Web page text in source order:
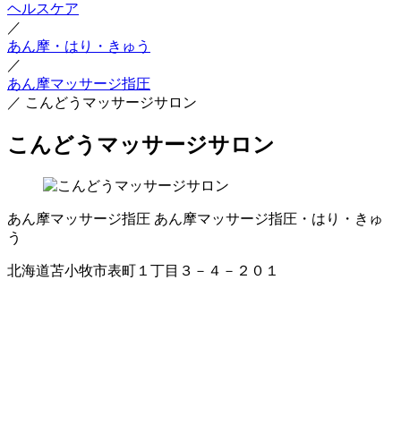
ヘルスケア
／
あん摩・はり・きゅう
／
あん摩マッサージ指圧
／ こんどうマッサージサロン
こんどうマッサージサロン
あん摩マッサージ指圧 あん摩マッサージ指圧・はり・きゅ
う
北海道苫小牧市表町１丁目３－４－２０１